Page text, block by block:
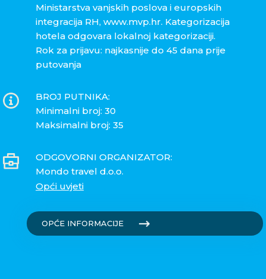
Ministarstva vanjskih poslova i europskih
integracija RH, www.mvp.hr. Kategorizacija
hotela odgovara lokalnoj kategorizaciji.
Rok za prijavu: najkasnije do 45 dana prije
putovanja
BROJ PUTNIKA:
Minimalni broj: 30
Maksimalni broj: 35
ODGOVORNI ORGANIZATOR:
Mondo travel d.o.o.
Opći uvjeti
OPĆE INFORMACIJE